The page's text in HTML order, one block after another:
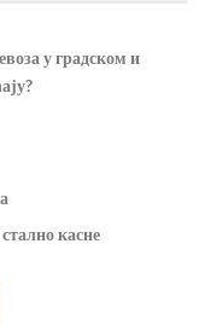
у градском и
касне